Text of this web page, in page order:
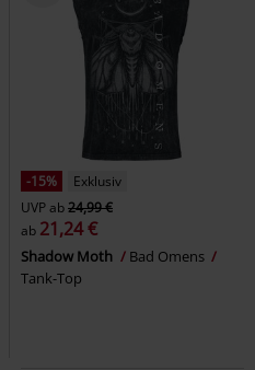
-15%
Exklusiv
UVPab24,99 €
ab 21,24 €
Shadow Moth
Bad Omens
Tank-Top